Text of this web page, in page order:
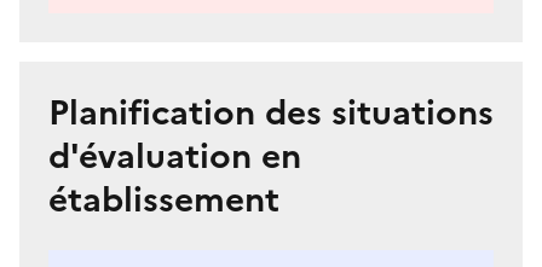
Planification des situations
d'évaluation en
établissement